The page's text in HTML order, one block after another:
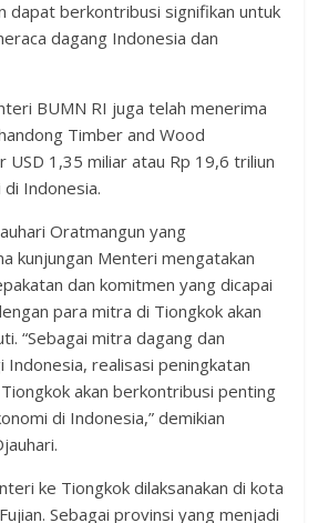
dapat berkontribusi signifikan untuk
dagang Indonesia dan
BUMN RI juga telah menerima
Timber and Wood
USD 1,35 miliar atau Rp 19,6 triliun
Indonesia.
Oratmangun yang
kunjungan Menteri mengatakan
dan komitmen yang dicapai
para mitra di Tiongkok akan
“Sebagai mitra dagang dan
realisasi peningkatan
akan berkontribusi penting
di Indonesia,” demikian
ke Tiongkok dilaksanakan di kota
Sebagai provinsi yang menjadi